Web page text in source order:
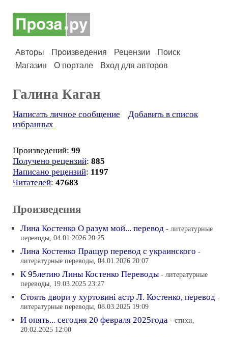
Авторы Произведения Рецензии
Поиск
Магазин
О портале Вход для авторов
Галина Каган
Написать личное сообщение
Добавить в список
избранных
Произведений: 99
Получено рецензий: 885
Написано рецензий: 1197
Читателей: 47683
Произведения
Лина Костенко О разум мой... перевод - литературные
переводы, 04.01.2026 20:25
Лина Костенко Пращур перевод с украинского -
литературные переводы, 04.01.2026 20:07
К 95летию Лины Костенко Переводы - литературные
переводы, 19.03.2025 23:27
Стоять двори у хуртовинi астр Л. Костенко, перевод -
литературные переводы, 08.03.2025 19:09
И опять... сегодня 20 февраля 2025года - стихи,
20.02.2025 12:00